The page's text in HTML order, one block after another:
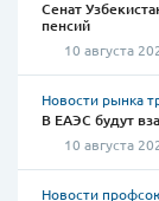
Сенат
пенсий
10 августа
Новости рынка
В ЕАЭС будут
10 августа
Новости